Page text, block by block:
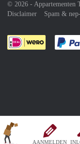
AANMELDEN
© 2026 - Appartementen
Disclaimer
Spam &